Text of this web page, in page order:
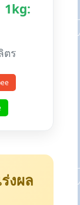
1kg:
ตร
งผล